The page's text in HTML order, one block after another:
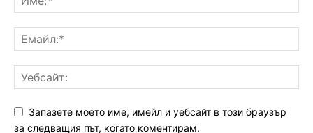
Запазете моето име, имейл и уебсайт в този браузър
за следващия път, когато коментирам.